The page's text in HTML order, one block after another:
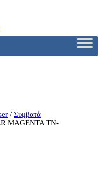
/ Συμβατά
MAGENTA TN-